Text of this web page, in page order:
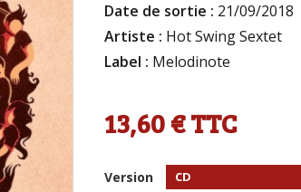
Date de sortie : 21/09/2018
Artiste : Hot Swing Sextet
Label : Melodinote
13,60 €TTC
Version CD